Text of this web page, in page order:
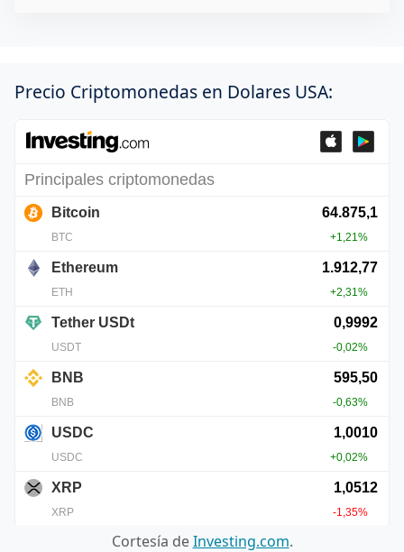
Precio Criptomonedas en Dolares USA:
Cortesía deInvesting.com.